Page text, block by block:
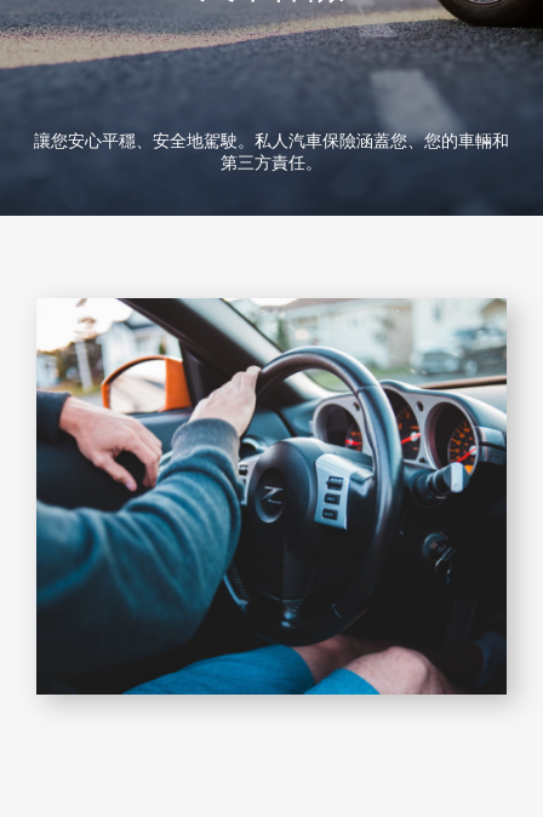
讓您安心平穩、安全地駕駛。私人汽車保險涵蓋您、您的車輛和
第三方責任。